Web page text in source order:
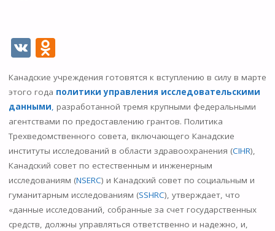
V O
n
o
kl
as
s
ni
ki
Канадские учреждения готовятся к вступлению в силу в марте
этого года политики управления исследовательскими
данными, разработанной тремя крупными федеральными
агентствами по предоставлению грантов. Политика
Трехведомственного совета, включающего Канадские
институты исследований в области здравоохранения (CIHR),
Канадский совет по естественным и инженерным
исследованиям (NSERC) и Канадский совет по социальным и
гуманитарным исследованиям (SSHRC), утверждает, что
«данные исследований, собранные за счет государственных
средств, должны управляться ответственно и надежно, и,